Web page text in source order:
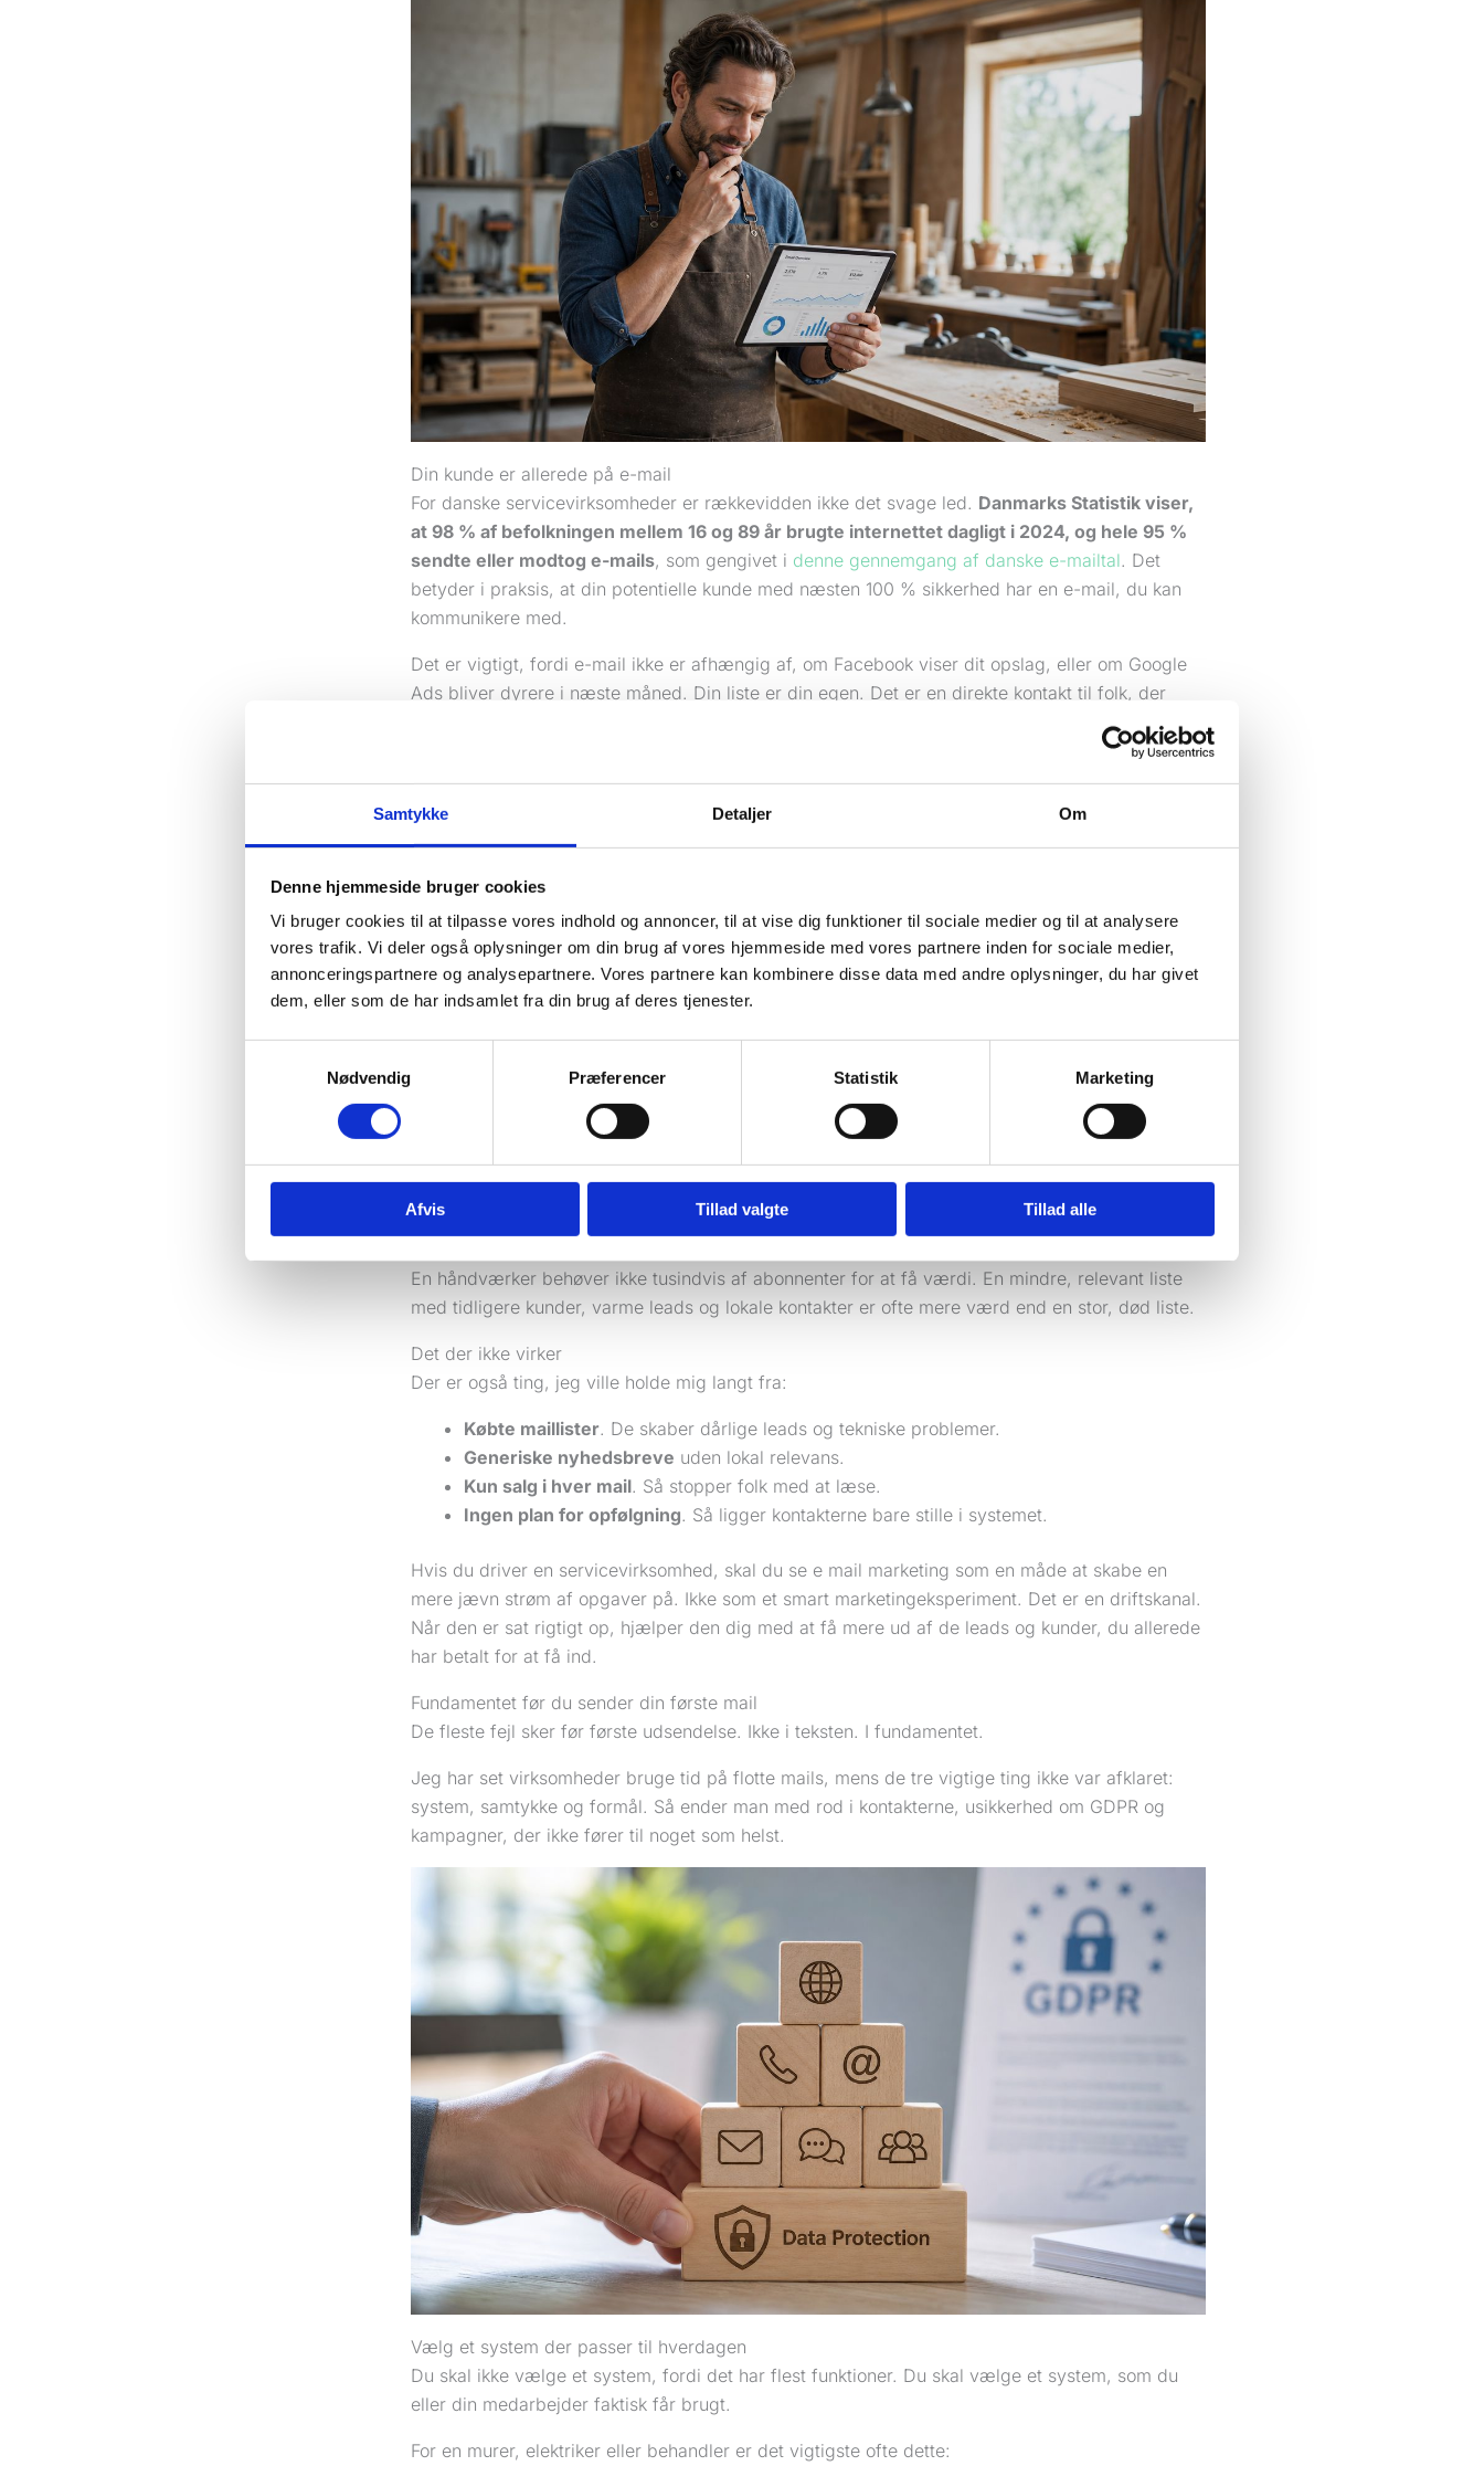
Samtykke Detaljer Om
Denne hjemmeside bruger cookies
Vi bruger cookies til at tilpasse vores indhold og annoncer, til at vise dig funktioner til sociale medier og til at analysere
vores trafik. Vi deler også oplysninger om din brug af vores hjemmeside med vores partnere inden for sociale medier,
annonceringspartnere og analysepartnere. Vores partnere kan kombinere disse data med andre oplysninger, du har givet
dem, eller som de har indsamlet fra din brug af deres tjenester.
Nødvendig
Præferencer Statistik Marketing
Afvis Tillad valgte Tillad alle
Din kunde er allerede på e-mail
For danske servicevirksomheder er rækkevidden ikke det svage led. Danmarks Statistik viser,
at 98 % af befolkningen mellem 16 og 89 år brugte internettet dagligt i 2024, og hele 95 %
sendte eller modtog e-mails, som gengivet i denne gennemgang af danske e-mailtal. Det
betyder i praksis, at din potentielle kunde med næsten 100 % sikkerhed har en e-mail, du kan
kommunikere med.
Det er vigtigt, fordi e-mail ikke er afhængig af, om Facebook viser dit opslag, eller om Google
Ads bliver dyrere i næste måned. Din liste er din egen. Det er en direkte kontakt til folk, der
Hvis du kun lejer din synlighed gennem annoncer, står du
svagt. Hvis du også ejer en kundeliste, står du langt mere stabilt.
E-mail er en relationskanal, ikke en tilbudsavis
Mange dropper e mail marketing, fordi de tænker for snævert om den. De forestiller sig
masseudsendelser med “spar nu”-budskaber. Det virker sjældent godt for en lokal
Opfølgning på tilbudså kunden ikke glemmer dig
Genaktivering af gamle kunder
når det er tid til service, eftersyn eller næste projekt
Tillidsopbygninggennem råd, billeder, forklaringer og korte kundeeksempler
En håndværker behøver ikke tusindvis af abonnenter for at få værdi. En mindre, relevant liste
med tidligere kunder, varme leads og lokale kontakter er ofte mere værd end en stor, død liste.
Det der ikke virker
Der er også ting, jeg ville holde mig langt fra:
Købte maillister. De skaber dårlige leads og tekniske problemer.
Generiske nyhedsbreve uden lokal relevans.
Kun salg i hver mail. Så stopper folk med at læse.
Ingen plan for opfølgning. Så ligger kontakterne bare stille i systemet.
Hvis du driver en servicevirksomhed, skal du se e mail marketing som en måde at skabe en
mere jævn strøm af opgaver på. Ikke som et smart marketingeksperiment. Det er en driftskanal.
Når den er sat rigtigt op, hjælper den dig med at få mere ud af de leads og kunder, du allerede
har betalt for at få ind.
Fundamentet før du sender din første mail
De fleste fejl sker før første udsendelse. Ikke i teksten. I fundamentet.
Jeg har set virksomheder bruge tid på flotte mails, mens de tre vigtige ting ikke var afklaret:
system, samtykke og formål. Så ender man med rod i kontakterne, usikkerhed om GDPR og
kampagner, der ikke fører til noget som helst.
Vælg et system der passer til hverdagen
Du skal ikke vælge et system, fordi det har flest funktioner. Du skal vælge et system, som du
eller din medarbejder faktisk får brugt.
For en murer, elektriker eller behandler er det vigtigste ofte dette: